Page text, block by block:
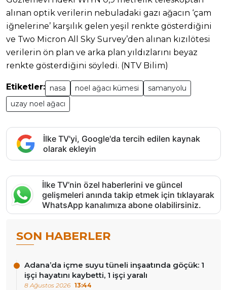
alınan optik verilerin nebuladaki gazı ağacın ‘çam
iğnelerine’ karşılık gelen yeşil renkte gösterdiğini
ve Two Micron All Sky Survey’den alınan kızılötesi
verilerin ön plan ve arka plan yıldızlarını beyaz
renkte gösterdiğini söyledi. (NTV Bilim)
Etiketler: nasa noel ağacı kümesi
samanyolu
uzay noel ağacı
İlke TV'yi, Google'da tercih edilen kaynak
olarak ekleyin
İlke TV’nin özel haberlerini ve güncel
gelişmeleri anında takip etmek için tıklayarak
WhatsApp kanalımıza abone olabilirsiniz.
SON HABERLER
Adana’da içme suyu tüneli inşaatında göçük: 1
işçi hayatını kaybetti, 1 işçi yaralı
8 Ağustos 2026 13:44